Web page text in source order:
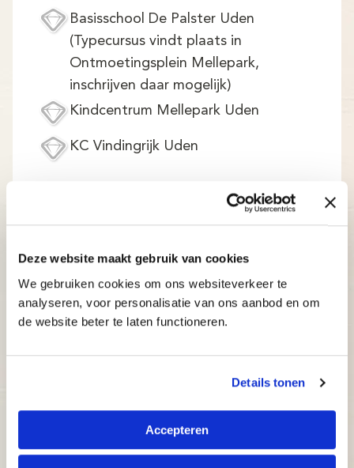
Deze website maakt gebruik van cookies
We gebruiken cookies om ons websiteverkeer te
analyseren, voor personalisatie van ons aanbod en om
de website beter te laten functioneren.
Details tonen
Accepteren
Basisschool De Palster Uden
(Typecursus vindt plaats in
Ontmoetingsplein Mellepark,
inschrijven daar mogelijk)
Kindcentrum Mellepark Uden
KC Vindingrijk Uden
Venhorst combineren het beste van twee
leermethodes:
Persoonlijke aandacht en begeleiding door
Mooie en gebruiksvriendelijke online
De Typetuin is een typecursus ontwikkeld door
Brightskills en een team van psychologen.